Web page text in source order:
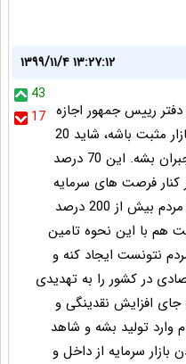
۱۳۹۹/۱۱/۴ ۱۳:۲۷:۱۲
43
17 رییس جمهور اجازه
بفرمایند یکی دو هفته ای این بازار مثبت باشه، شاید 20
درصد از ضرر 70 درصدی مردم جبران بشه. این 70 درصد
کنار فرصت های سرمایه
گذاری از دست رفته بگذارید که مردم بیش از 200 درصد
هم با این نحوه تامین
نتونست ایجاد کنه و
در کشور را به تهدیدی
افزایش نقدینگی و
وارد تولید بشه و شاهد
سرمایه از داخل و